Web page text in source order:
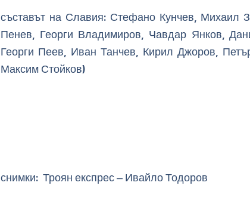
съставът на Славия: Стефано Кунчев, Михаил
Пенев, Георги Владимиров, Чавдар Янков,
Георги Пеев, Иван Танчев, Кирил Джоров,
Максим Стойков)
снимки: Троян експрес – Ивайло Тодоров